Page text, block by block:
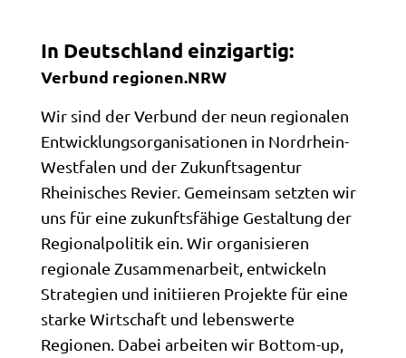
In Deutschland einzigartig:
Verbund regionen.NRW
Wir sind der Verbund der neun regionalen
Entwicklungs­organisationen in Nordrhein-
Westfalen und der Zukunftsagentur
Rheinisches Revier. Gemeinsam setzten wir
uns für eine zukunftsfähige Gestaltung der
Regionalpolitik ein. Wir organisieren
regionale Zusammenarbeit, entwickeln
Strategien und initiieren Projekte für eine
starke Wirtschaft und lebenswerte
Regionen. Dabei arbeiten wir Bottom-up,